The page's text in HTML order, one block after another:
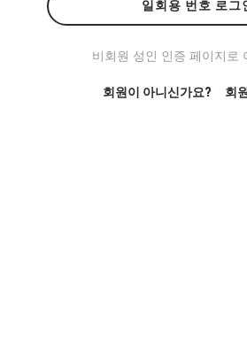
일회용 번호 로그
비회원 성인 인증 페이지로
회원이 아니신가요? 회